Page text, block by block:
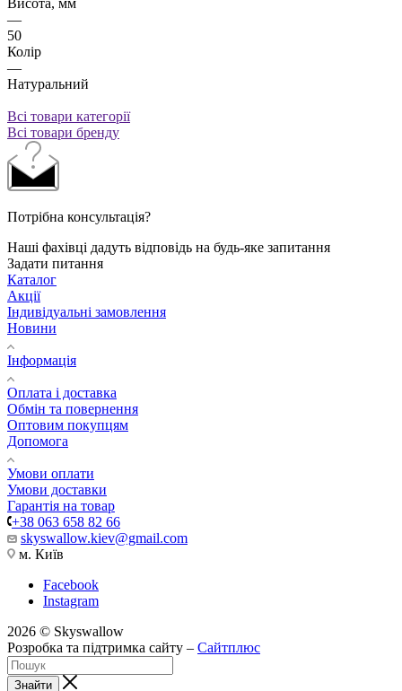
Висота, мм
—
50
Колір
—
Натуральний
Всі товари категорії
Всі товари бренду
Потрібна консультація?
Наші фахівці дадуть відповідь на будь-яке запитання
Задати питання
Каталог
Акції
Індивідуальні замовлення
Новини
Інформація
Оплата і доставка
Обмін та повернення
Оптовим покупцям
Допомога
Умови оплати
Умови доставки
Гарантія на товар
+38 063 658 82 66
skyswallow.kiev@gmail.com
м. Київ
Facebook
Instagram
2026 © Skyswallow
Розробка та підтримка сайту – Сайтплюс
Знайти